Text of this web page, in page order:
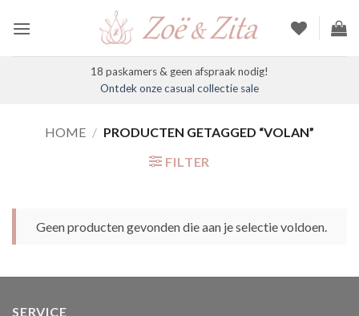
naar
18 paskamers & geen afspraak nodig!
Ontdek onze casual collectie sale
HOME / PRODUCTEN GETAGGED “VOLAN”
FILTER
Geen producten gevonden die aan je selectie voldoen.
SERVICE